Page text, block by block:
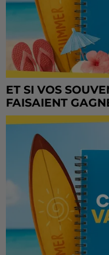
ET SI VOS
FAISAIENT